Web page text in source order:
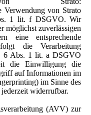
Verwendung von Strato
1 lit. f DSGVO. Wir
möglichst zuverlässigen
eine entsprechende
die Verarbeitung
6 Abs. 1 lit. a DSGVO
die Einwilligung die
auf Informationen im
im Sinne des
widerrufbar.
(AVV) zur